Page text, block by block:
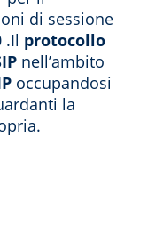
di sessione
.Il protocollo
nell’ambito
occupandosi
la